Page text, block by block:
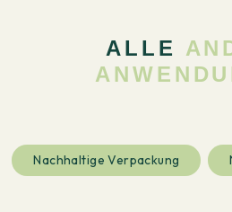
ALLE
Nachhaltige Verpackung